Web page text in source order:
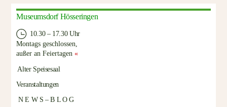
Museumsdorf Hösseringen
10.30 – 17.30 Uhr
Montags geschlossen,
außer an Feiertagen«
Alter Speisesaal
Veranstaltungen
N E W S – B L O G